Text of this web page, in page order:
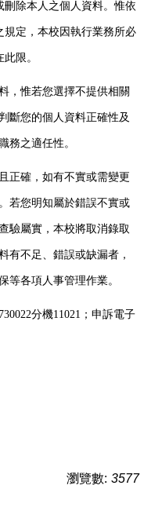
除本人之個人資料。惟依
定，本校因執行業務所必
限。
惟若您選擇不提供相關
斷您的個人資料正確性及
務之適任性。
正確，如有不實或需變更
若您明知屬於錯誤不實或
驗屬實，本校將取消錄取
有不足、錯誤或缺漏者，
等各項人事管理作業。
分機11021 ；申訴電子
瀏覽數: 3577